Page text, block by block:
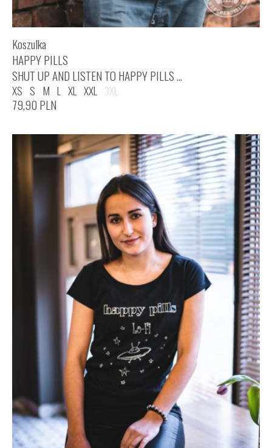
Koszulka
HAPPY PILLS
SHUT UP AND LISTEN TO HAPPY PILLS ...
XS S M L XL XXL 3XL
79,90 PLN